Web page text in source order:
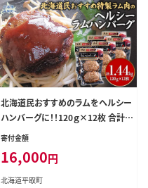
北海道民おすすめのラムをヘルシー
ハンバーグに！！120ｇ×12枚 合計1.
44kg BRTI005
寄付金額
16,000円
北海道平取町